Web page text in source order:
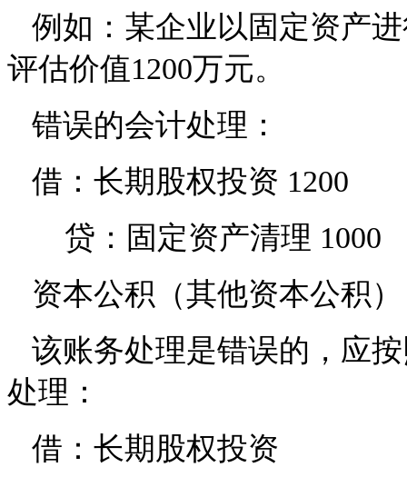
例如：某企业以固定资产
评估价值1200万元。
错误的会计处理：
借：长期股权投资 1200
贷：固定资产清理 1000
资本公积（其他资本公积）
该账务处理是错误的，应
处理：
借：长期股权